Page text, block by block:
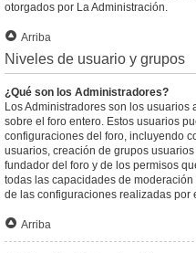
otorgados por La Administración.
Arriba
Niveles de usuario y grupos
¿Qué son los Administradores?
Los Administradores son los usuarios
sobre el foro entero. Estos usuarios
configuraciones del foro, incluyendo
usuarios, creación de grupos
fundador del foro y de los permisos
todas las capacidades de
de las configuraciones realizadas por
Arriba